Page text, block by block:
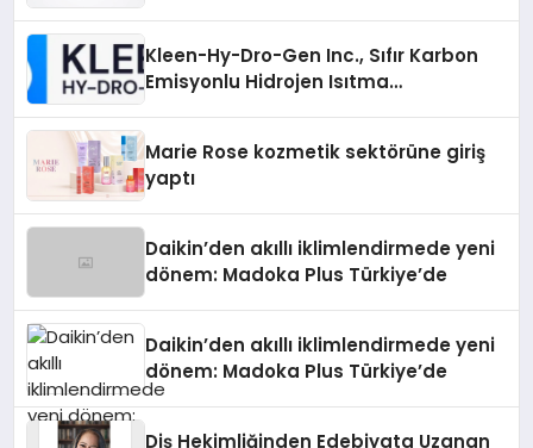
Kleen-Hy-Dro-Gen Inc., Sıfır Karbon
Emisyonlu Hidrojen Isıtma
Marie Rose kozmetik sektörüne giriş
yaptı
Daikin’den akıllı iklimlendirmede yeni
dönem: Madoka Plus Türkiye’de
Daikin’den akıllı iklimlendirmede yeni
dönem: Madoka Plus Türkiye’de
Diş Hekimliğinden Edebiyata Uzanan